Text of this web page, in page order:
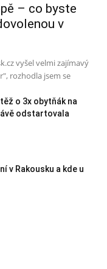
– co byste
v
vyšel velmi zajímavý
rozhodla jsem se
o 3x obytňák na
odstartovala
v Rakousku a kde u